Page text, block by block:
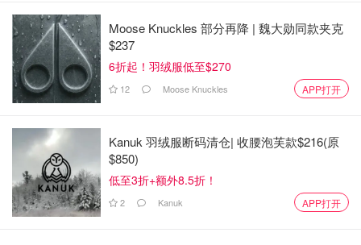
Moose Knuckles 部分再降 | 魏大勋同款夹克
$237
6折起！羽绒服低至$270
12 Moose Knuckles APP打开
Kanuk 羽绒服断码清仓| 收腰泡芙款$216(原
$850)
低至3折+额外8.5折！
2 Kanuk APP打开